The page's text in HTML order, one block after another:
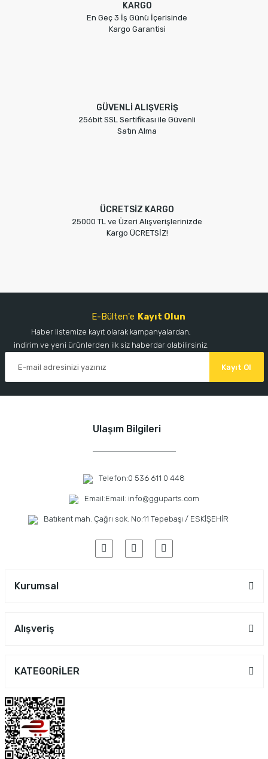
KARGO
En Geç 3 İş Günü İçerisinde
Kargo Garantisi
GÜVENLİ ALIŞVERİŞ
256bit SSL Sertifikası ile Güvenli
Satın Alma
ÜCRETSİZ KARGO
25000 TL ve Üzeri Alışverişlerinizde
Kargo ÜCRETSİZ!
E-Bülten'e Kayıt Olun
Haber listemize kayıt olarak kampanyalardan,
indirim ve yeni ürünlerden ilk siz haberdar olabilirsiniz.
Kayıt Ol
Ulaşım Bilgileri
Telefon:0 536 611 0 448
Email:Email: info@gguparts.com
Batıkent mah. Çağrı sok. No:11 Tepebaşı / ESKİŞEHİR
Kurumsal
Alışveriş
KATEGORİLER